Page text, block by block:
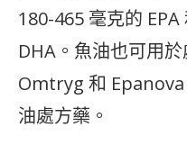
180-465 毫克的
DHA。魚油也可用
Omtryg 和
油處方藥。